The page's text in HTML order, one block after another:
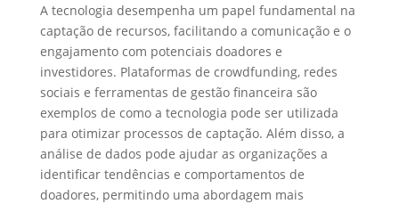
A tecnologia desempenha um papel fundamental na
captação de recursos, facilitando a comunicação e o
engajamento com potenciais doadores e
investidores. Plataformas de crowdfunding, redes
sociais e ferramentas de gestão financeira são
exemplos de como a tecnologia pode ser utilizada
para otimizar processos de captação. Além disso, a
análise de dados pode ajudar as organizações a
identificar tendências e comportamentos de
doadores, permitindo uma abordagem mais